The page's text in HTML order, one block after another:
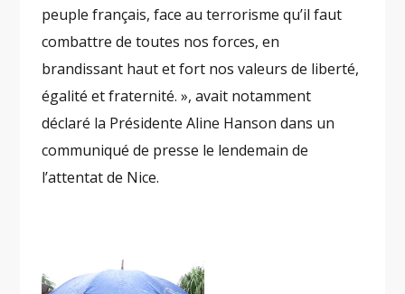
peuple français, face au terrorisme qu’il faut
combattre de toutes nos forces, en
brandissant haut et fort nos valeurs de liberté,
égalité et fraternité. », avait notamment
déclaré la Présidente Aline Hanson dans un
communiqué de presse le lendemain de
l’attentat de Nice.